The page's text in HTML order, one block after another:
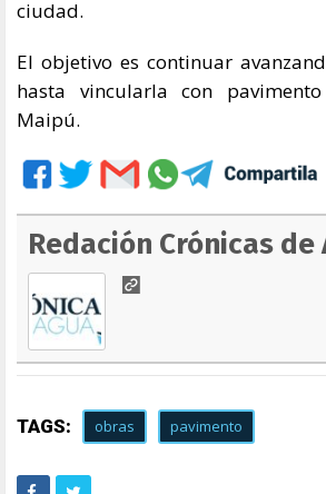
ciudad.
El objetivo es continuar
hasta vincularla con
Maipú.
Redación Crónicas de
TAGS: obras pavimento